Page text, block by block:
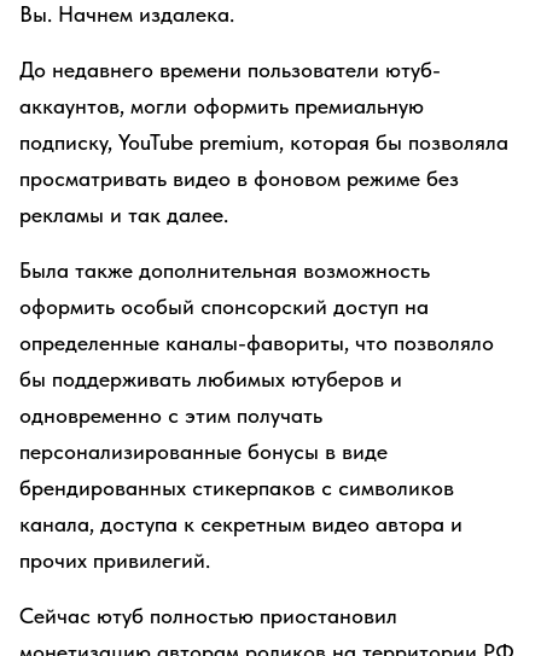
Вы. Начнем издалека.
До недавнего времени пользователи ютуб-
аккаунтов, могли оформить премиальную
подписку, YouTube premium, которая бы позволяла
просматривать видео в фоновом режиме без
рекламы и так далее.
Была также дополнительная возможность
оформить особый спонсорский доступ на
определенные каналы-фавориты, что позволяло
бы поддерживать любимых ютуберов и
одновременно с этим получать
персонализированные бонусы в виде
брендированных стикерпаков с символиков
канала, доступа к секретным видео автора и
прочих привилегий.
Сейчас ютуб полностью приостановил